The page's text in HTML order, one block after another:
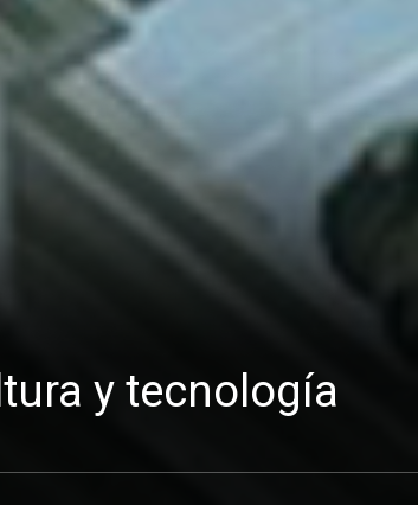
y tecnología